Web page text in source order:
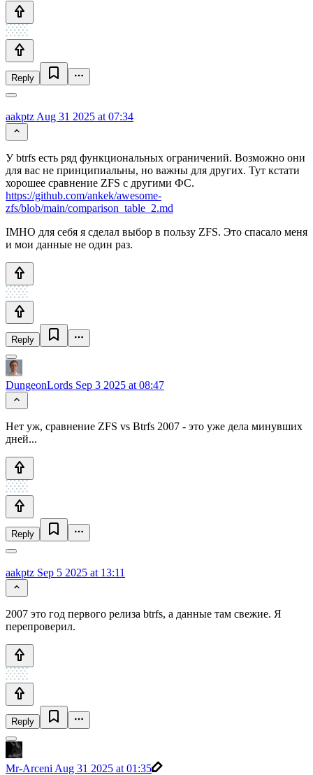
Reply
aakptz Aug 31 2025 at 07:34
У btrfs есть ряд функциональных ограничений. Возможно они
для вас не принципиальны, но важны для других. Тут кстати
хорошее сравнение ZFS с другими ФС.
https://github.com/ankek/awesome-
zfs/blob/main/comparison_table_2.md
IMHO для себя я сделал выбор в пользу ZFS. Это спасало меня
и мои данные не один раз.
Reply
DungeonLords Sep 3 2025 at 08:47
Нет уж, сравнение ZFS vs Btrfs 2007 - это уже дела минувших
дней...
Reply
aakptz Sep 5 2025 at 13:11
2007 это год первого релиза btrfs, а данные там свежие. Я
перепроверил.
Reply
Mr-Arceni Aug 31 2025 at 01:35